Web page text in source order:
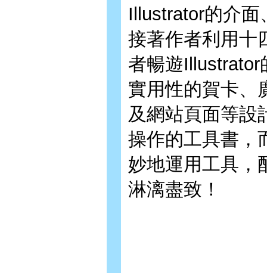
Illustrator的介
接著作者利用十
者暢遊Illustrator
實用性的賀卡、
及網站頁面等設
操作的工具書，
妙地運用工具，
淋漓盡致！